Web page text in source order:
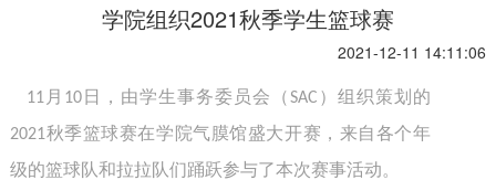
学院组织2021秋季学生篮球赛
2021-12-11 14:11:06
11 月 10日，由学生事务委员会（SAC ）组织策划的
2021秋季篮球赛在学院气膜馆盛大开赛，来自各个年
级的篮球队和拉拉队们踊跃参与了本次赛事活动。